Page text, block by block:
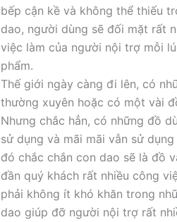
bếp cận kề và không thể thiếu
dao, người dùng sẽ đối mặt rất
việc làm của người nội trợ mỗi
phẩm.
Thế giới ngày càng đi lên, có
thường xuyên hoặc có một vài
Nhưng chắc hẳn, có những đồ
sử dụng và mãi mãi vẫn sử
đó chắc chắn con dao sẽ là đồ
đần quý khách rất nhiều công
phải không ít khó khăn trong
dao giúp đỡ người nội trợ rất